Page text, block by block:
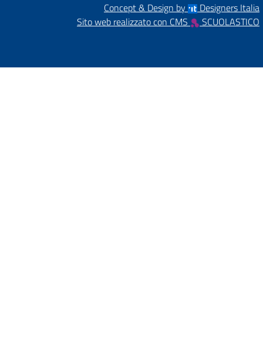
Concept & Design by
Designers Italia
Sito web realizzato con CMS
SCUOLASTICO